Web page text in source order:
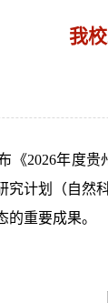
我
《2026年度
究计划（自然
重要成果。